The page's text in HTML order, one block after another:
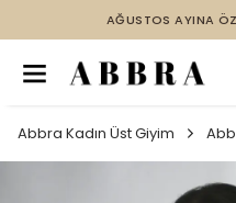
AĞUSTOS AYINA
Abbra Kadın Üst Giyim